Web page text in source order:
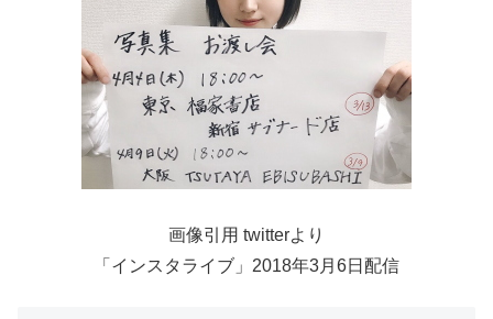
画像引用 twitterより
「インスタライブ」2018年3月6日配信